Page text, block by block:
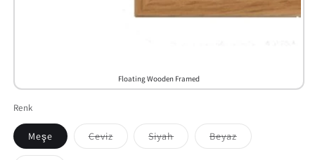
Floating Wooden Framed
Renk
Meşe Ceviz
Variant
Siyah
Variant
Beyaz
Variant